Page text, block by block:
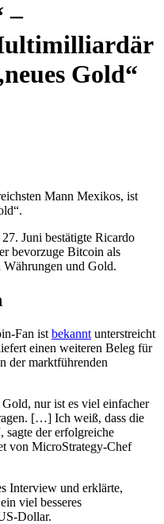
–
Gold“
Mann Mexikos, ist
Juni bestätigte Ricardo
bevorzuge Bitcoin als
Währungen und Gold.
Fan ist bekannt unterstreicht
einen weiteren Beleg für
der marktführenden
nur ist es viel einfacher
[…] Ich weiß, dass die
sagte der erfolgreiche
von MicroStrategy-Chef
Interview und erklärte,
viel besseres
Dollar.